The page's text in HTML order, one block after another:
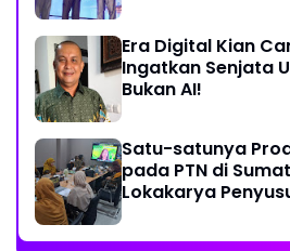
Era Digital Kian
Ingatkan Senjata
Bukan AI!
Satu-satunya
pada PTN di
Lokakarya